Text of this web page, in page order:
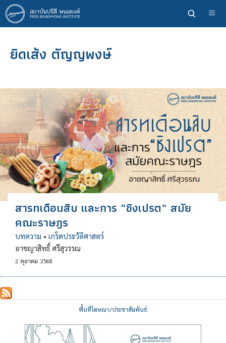
ข้าม
ไป
ยัง
หลักยิดเส้ง ตัญญพงษ์
สารทเดือนสิบ และการ “ชิงเปรต” สมัย
คณะราษฎร
บทความ • เกร็ดประวัติศาสตร์
อาชญาสิทธิ์ ศรีสุวรรณ
2 ตุลาคม 2568
พื้นที่โฆษณา/ประชาสัมพันธ์